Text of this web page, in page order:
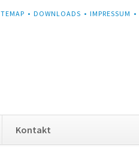
DOWNLOADS IMPRESSUM
überspringen
Kontakt